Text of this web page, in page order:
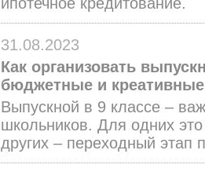
31.08.2023
Как организовать
бюджетные и
Выпускной в 9 классе –
школьников. Для одних
других – переходный этап